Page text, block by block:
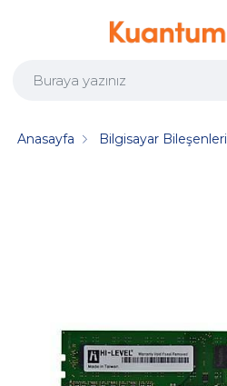
Anasayfa Bilgisayar Bileşenleri